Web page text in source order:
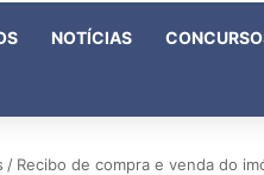
NOTÍCIAS
/ Recibo de compra e venda do